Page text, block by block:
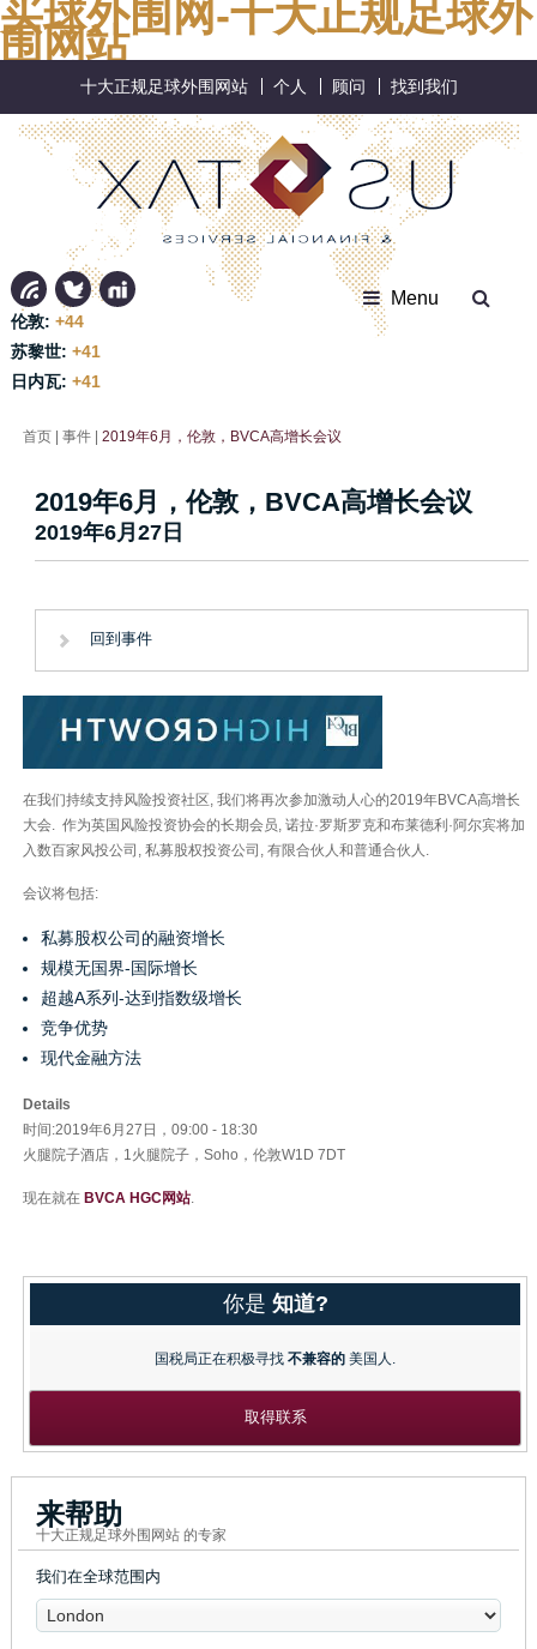
买球外围网-十大正规足球外
围网站
十大正规足球外围网站 个人 顾问 找到我们
伦敦: +44
苏黎世: +41
日内瓦: +41
Menu
首页| 事件| 2019年6月，伦敦，BVCA高增长会议
2019年6月，伦敦，BVCA高增长会议
2019年6月27日
回到事件
在我们持续支持风险投资社区, 我们将再次参加激动人心的2019年BVCA高增长
大会. 作为英国风险投资协会的长期会员, 诺拉·罗斯罗克和布莱德利·阿尔宾将加
入数百家风投公司, 私募股权投资公司, 有限合伙人和普通合伙人.
会议将包括:
私募股权公司的融资增长
规模无国界-国际增长
超越A系列-达到指数级增长
竞争优势
现代金融方法
Details
时间:2019年6月27日，09:00 - 18:30
火腿院子酒店，1火腿院子，Soho，伦敦W1D 7DT
现在就在 BVCA HGC网站.
你是 知道?
国税局正在积极寻找 不兼容的 美国人.
取得联系
来帮助
十大正规足球外围网站 的专家
我们在全球范围内